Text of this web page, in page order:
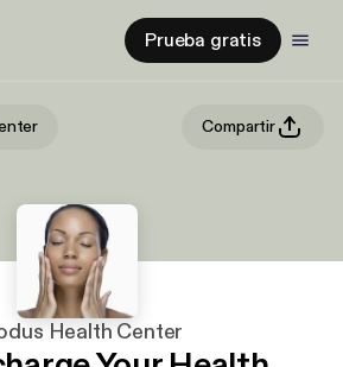
Prueba gratis
Compartir
Health Center